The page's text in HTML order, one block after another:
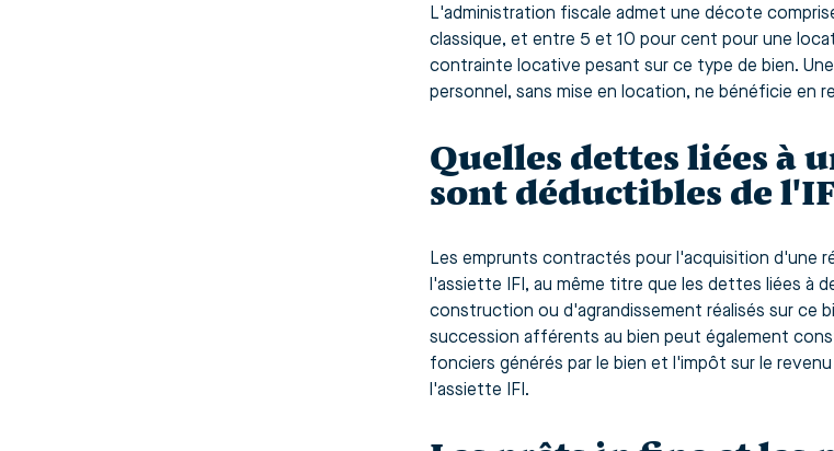
L'administration fiscale admet une décote
classique, et entre 5 et 10 pour cent pour une
contrainte locative pesant sur ce type de bien.
personnel, sans mise en location, ne bénéficie en
Quelles dettes liées à
sont déductibles de
Les emprunts contractés pour l'acquisition d'une
l'assiette IFI, au même titre que les dettes liées à
construction ou d'agrandissement réalisés sur ce
succession afférents au bien peut également
fonciers générés par le bien et l'impôt sur le
l'assiette IFI.